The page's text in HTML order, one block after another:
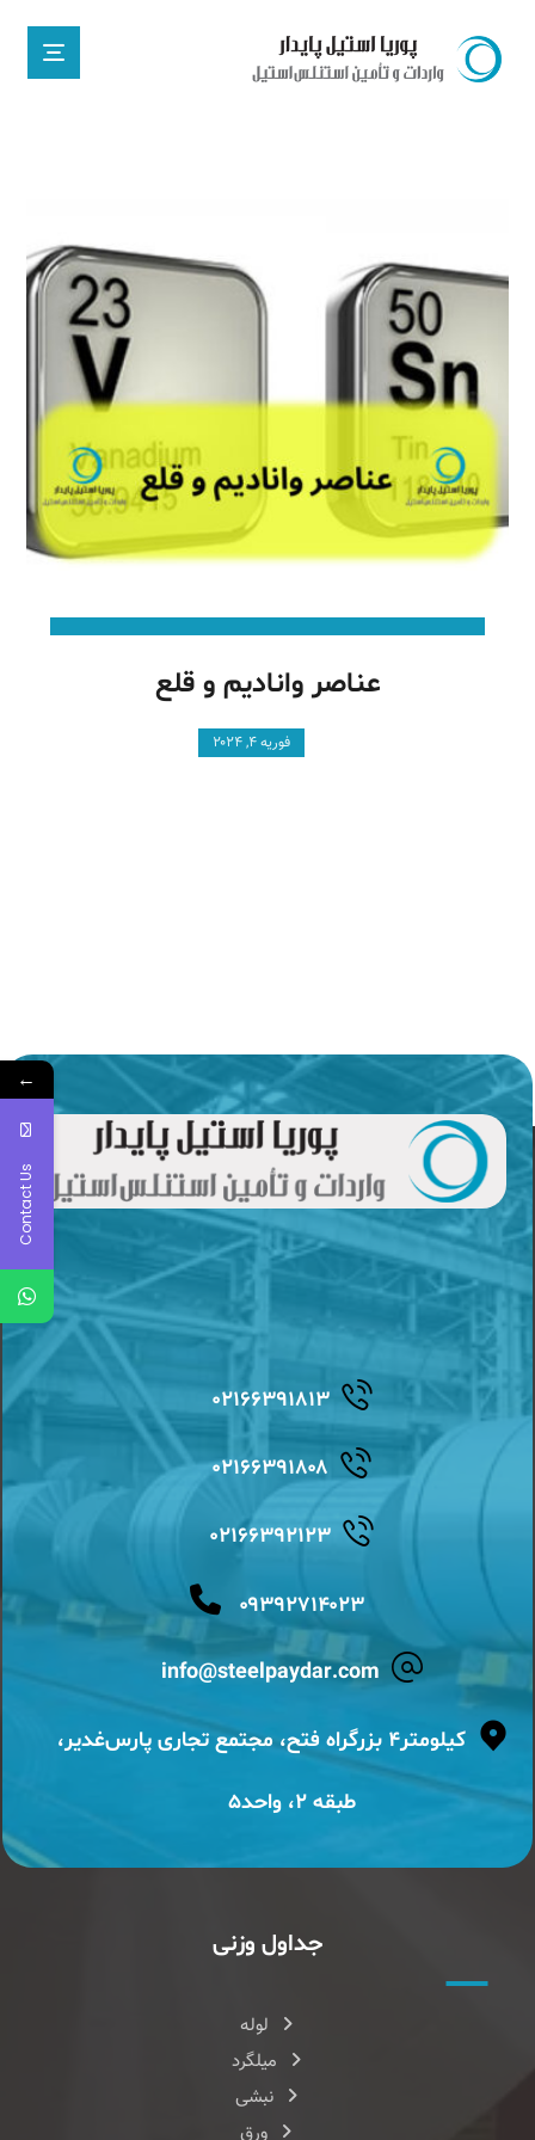
عناصر وانادیم و قلع
فوریه ۴, ۲۰۲۴
۰۲۱۶۶۳۹۱۸۱۳
۰۲۱۶۶۳۹۱۸۰۸
۰۲۱۶۶۳۹۲۱۲۳
۰۹۳۹۲۷۱۴۰۲۳
info@steelpaydar.com
کیلومتر۴ بزرگراه فتح، مجتمع تجاری پارس‌غدیر،
طبقه ۲، واحد۵
جداول وزنی
لوله
میلگرد
نبشی
ورق
←
Contact Us